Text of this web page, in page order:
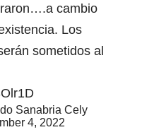
cambio
Los
sometidos al
Sanabria Cely
4, 2022